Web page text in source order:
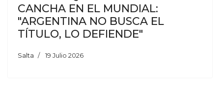
CANCHA EN EL MUNDIAL:
"ARGENTINA NO BUSCA EL
TÍTULO, LO DEFIENDE"
Salta 19 Julio 2026